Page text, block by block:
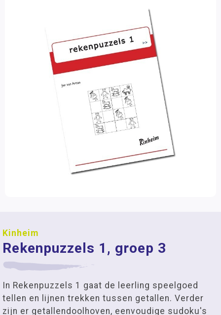
Kinheim
Rekenpuzzels 1, groep 3
In Rekenpuzzels 1 gaat de leerling speelgoed
tellen en lijnen trekken tussen getallen. Verder
zijn er getallendoolhoven, eenvoudige sudoku's